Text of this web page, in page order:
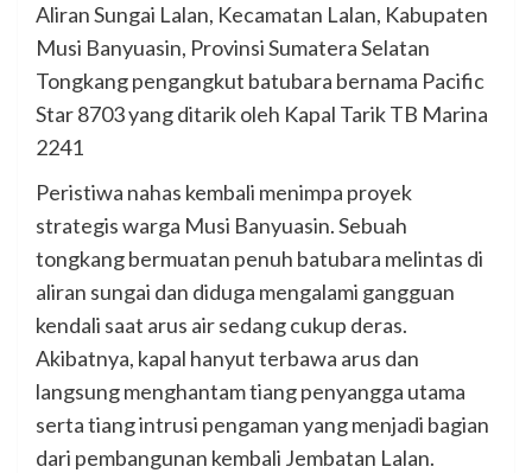
Aliran Sungai Lalan, Kecamatan Lalan, Kabupaten
Musi Banyuasin, Provinsi Sumatera Selatan
Tongkang pengangkut batubara bernama Pacific
Star 8703 yang ditarik oleh Kapal Tarik TB Marina
2241
Peristiwa nahas kembali menimpa proyek
strategis warga Musi Banyuasin. Sebuah
tongkang bermuatan penuh batubara melintas di
aliran sungai dan diduga mengalami gangguan
kendali saat arus air sedang cukup deras.
Akibatnya, kapal hanyut terbawa arus dan
langsung menghantam tiang penyangga utama
serta tiang intrusi pengaman yang menjadi bagian
dari pembangunan kembali Jembatan Lalan.